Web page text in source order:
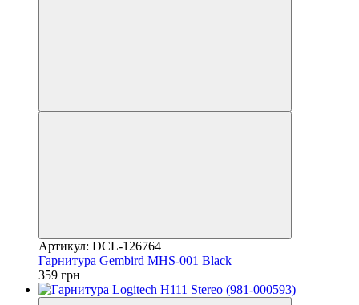
Артикул: DCL-126764
Гарнитура Gembird MHS-001 Black
359 грн